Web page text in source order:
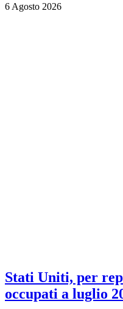
6 Agosto 2026
Stati Uniti, per
occupati a luglio